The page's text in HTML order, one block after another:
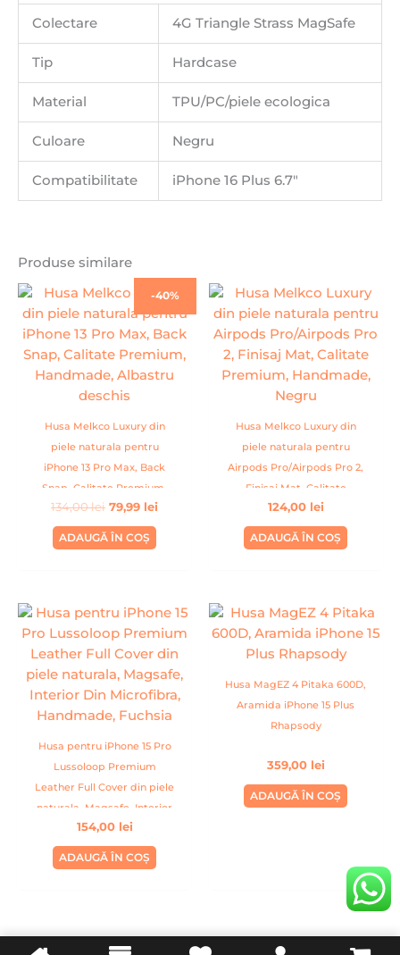
Colectare 4G Triangle Strass MagSafe
Tip Hardcase
Material TPU/PC/piele ecologica
Culoare Negru
Compatibilitate iPhone 16 Plus 6.7″
Produse similare
-40%
Husa Melkco Luxury din
piele naturala pentru
iPhone 13 Pro Max, Back
Snap, Calitate Premium,
Handmade, Albastru
deschis
134,00lei
Prețul
a
fost:
134,00 lei.
79,99 lei
Prețul
curent
este:
79,99 lei.
ADAUGĂ ÎN COȘ
Husa Melkco Luxury din
piele naturala pentru
Airpods Pro/Airpods Pro 2,
Finisaj Mat, Calitate
Premium, Handmade,
Negru
124,00 lei
ADAUGĂ ÎN COȘ
Husa pentru iPhone 15 Pro
Lussoloop Premium
Leather Full Cover din piele
naturala, Magsafe, Interior
Din Microfibra, Handmade,
Fuchsia
154,00 lei
ADAUGĂ ÎN COȘ
Husa MagEZ 4 Pitaka 600D,
Aramida iPhone 15 Plus
Rhapsody
359,00 lei
ADAUGĂ ÎN COȘ